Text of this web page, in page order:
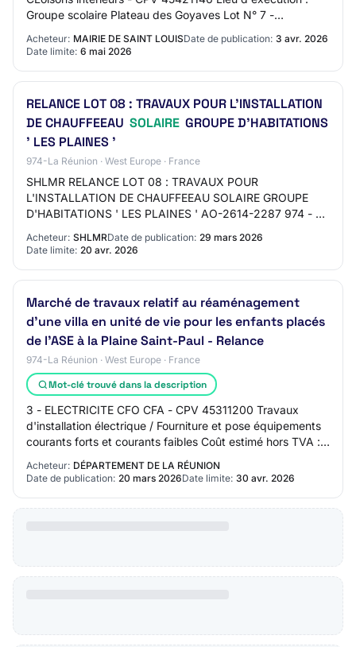
Groupe scolaire Plateau des Goyaves Lot N° 7 -
Acheteur: MAIRIE DE SAINT LOUISDate de publication: 3 avr. 2026
Date limite: 6 mai 2026
RELANCE LOT 08 : TRAVAUX POUR L'INSTALLATION
DE CHAUFFEEAU SOLAIRE GROUPE D'HABITATIONS
' LES PLAINES '
974-La Réunion · West Europe · France
SHLMR RELANCE LOT 08 : TRAVAUX POUR
L'INSTALLATION DE CHAUFFEEAU SOLAIRE GROUPE
D'HABITATIONS ' LES PLAINES ' AO-2614-2287 974 - ST
ligne : 29/03/…
Acheteur: SHLMRDate de publication: 29 mars 2026
Date limite: 20 avr. 2026
Marché de travaux relatif au réaménagement
d'une villa en unité de vie pour les enfants placés
de l'ASE à la Plaine Saint-Paul - Relance
974-La Réunion · West Europe · France
Mot-clé trouvé dans la description
3 - ELECTRICITE CFO CFA - CPV 45311200 Travaux
d'installation électrique / Fourniture et pose équipements
courants forts et courants faibles Coût estimé hors TVA :
36 900,00 euros Lieu d'exécution :…
Acheteur: DÉPARTEMENT DE LA RÉUNION
Date de publication: 20 mars 2026Date limite: 30 avr. 2026